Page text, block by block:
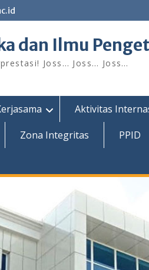
dan Ilmu
Joss… Joss… Joss…
Aktivitas
Zona Integritas PPID